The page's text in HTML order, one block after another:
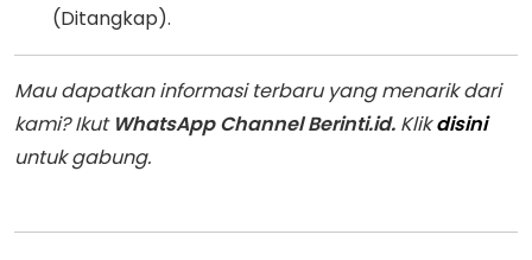
(Ditangkap).
Mau dapatkan informasi terbaru yang menarik dari
kami? Ikut WhatsApp Channel Berinti.id. Klikdisini
untuk gabung.